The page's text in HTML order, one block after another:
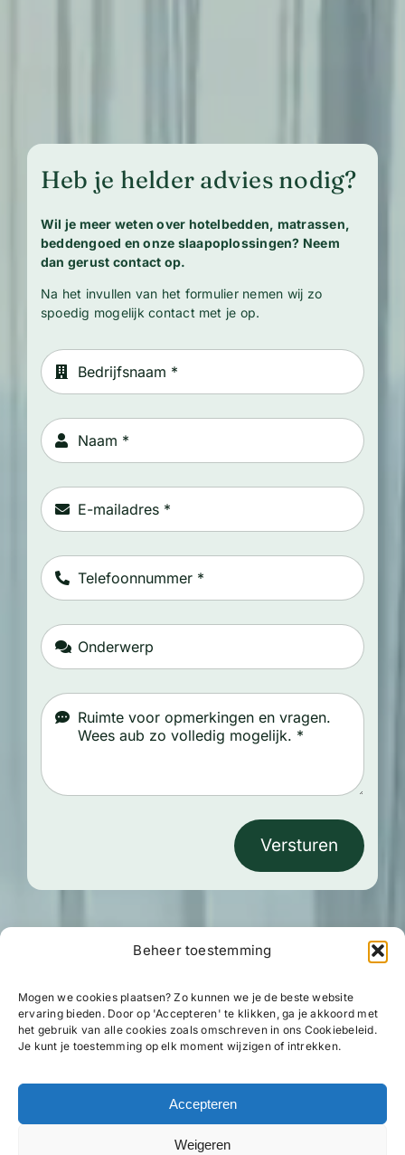
Beheer toestemming
Mogen we cookies plaatsen? Zo kunnen we je de beste website
ervaring bieden. Door op 'Accepteren' te klikken, ga je akkoord met
het gebruik van alle cookies zoals omschreven in ons Cookiebeleid.
Je kunt je toestemming op elk moment wijzigen of intrekken.
Accepteren
Weigeren
Heb je helder advies nodig?
Wil je meer weten over hotelbedden, matrassen,
beddengoed en onze slaapoplossingen? Neem
dan gerust contact op.
Na het invullen van het formulier nemen wij zo
spoedig mogelijk contact met je op.
Versturen